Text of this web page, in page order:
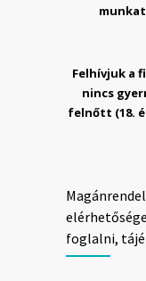
Felhívjuk a
nincs
felnőtt (18.
foglalni,